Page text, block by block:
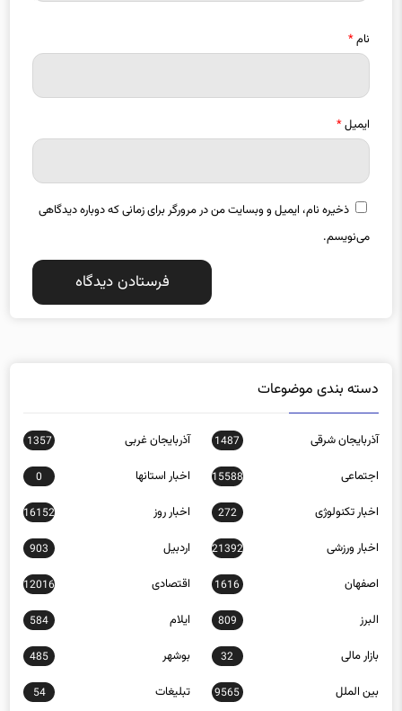
ایمیل*
ذخیره نام، ایمیل و وبسایت من در مرورگر برای زمانی که دوباره دیدگاهی
می‌نویسم.
آذربایجان شرقی
اجتماعی 15588 اخبار استانها 0
اخبار تکنولوژی 272 اخبار روز 16152
اخبار ورزشی 21392 اردبیل 903
اصفهان 1616 اقتصادی 12016
البرز 809 ایلام 584
بازار مالی 32 بوشهر 485
بین الملل 9565 تبلیغات 54
تهران 757 چند رسانه ای 0